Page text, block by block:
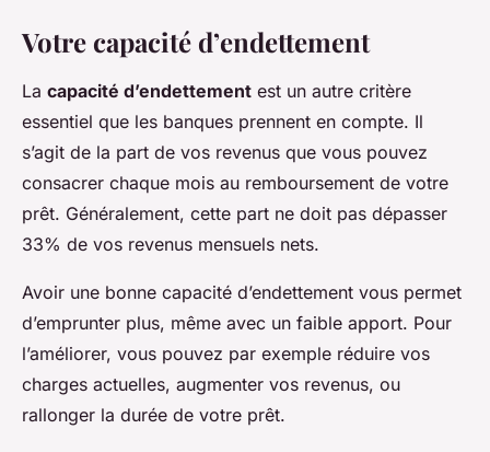
Votre capacité d’endettement
La capacité d’endettement est un autre critère
essentiel que les banques prennent en compte. Il
s’agit de la part de vos revenus que vous pouvez
consacrer chaque mois au remboursement de votre
prêt. Généralement, cette part ne doit pas dépasser
33% de vos revenus mensuels nets.
Avoir une bonne capacité d’endettement vous permet
d’emprunter plus, même avec un faible apport. Pour
l’améliorer, vous pouvez par exemple réduire vos
charges actuelles, augmenter vos revenus, ou
rallonger la durée de votre prêt.